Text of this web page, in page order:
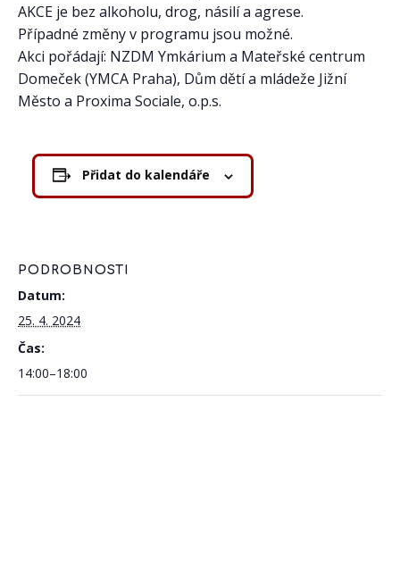
AKCE je bez alkoholu, drog, násilí a agrese.
Případné změny v programu jsou možné.
Akci pořádají: NZDM Ymkárium a Mateřské centrum
Domeček (YMCA Praha), Dům dětí a mládeže Jižní
Město a Proxima Sociale, o.p.s.
Přidat do kalendáře
PODROBNOSTI
Datum:
25. 4. 2024
Čas:
14:00–18:00